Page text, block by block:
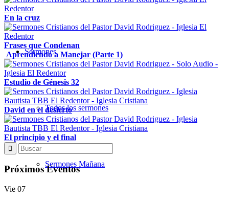
Sermones
Todos los sermones
Sermones Mañana
En la cruz
Frases que Condenan
Aprendiendo a Manejar (Parte 1)
Estudio de Génesis 32
David en el desierto
El principio y el final
Próximos Eventos
Vie 07